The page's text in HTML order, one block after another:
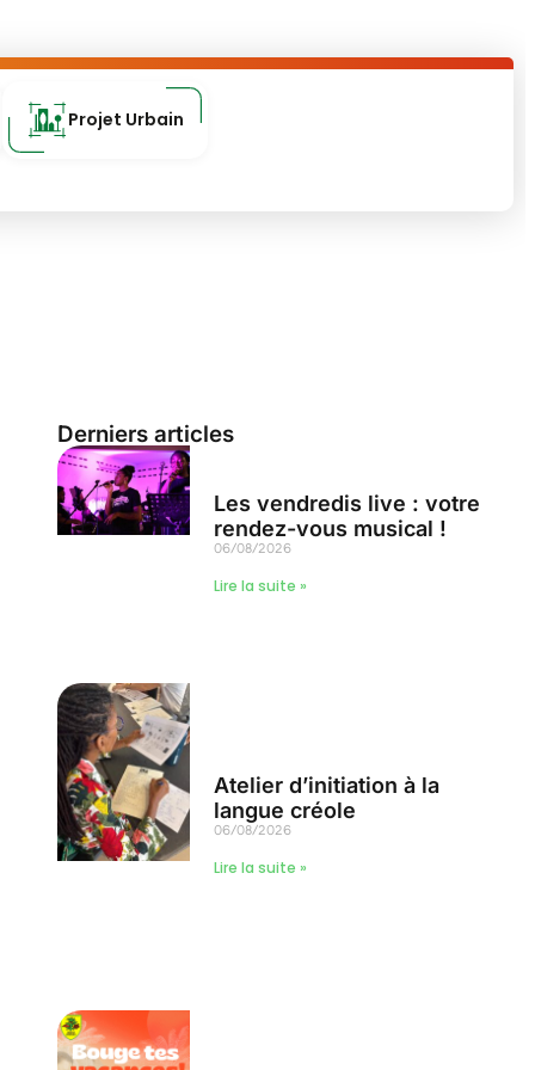
Projet Urbain
Derniers articles
Les vendredis live : votre
rendez-vous musical !
06/08/2026
Lire la suite »
Atelier d’initiation à la
langue créole
06/08/2026
Lire la suite »